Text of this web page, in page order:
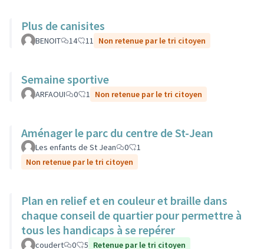
Plus de canisites
BENOIT 14 11 Non retenue par le tri citoyen
Semaine sportive
ARFAOUI 0 1 Non retenue par le tri citoyen
Aménager le parc du centre de St-Jean
Les enfants de St Jean 0
1
Non retenue par le tri citoyen
Plan en relief et en couleur et braille dans
chaque conseil de quartier pour permettre à
tous les handicaps à se repérer
coudert 0 5 Retenue par le tri citoyen